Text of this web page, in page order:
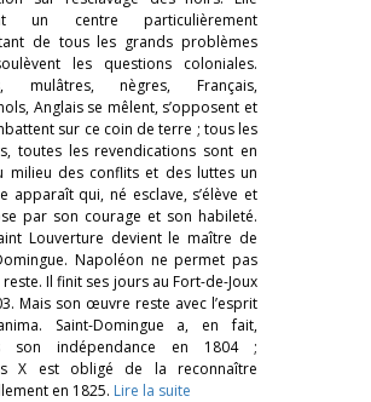
un centre particulièrement
de tous les grands problèmes
les questions coloniales.
mulâtres, nègres, Français,
Anglais se mêlent, s’opposent et
sur ce coin de terre ; tous les
toutes les revendications sont en
milieu des conflits et des luttes un
apparaît qui, né esclave, s’élève et
par son courage et son habileté.
Louverture devient le maître de
Napoléon ne permet pas
reste. Il finit ses jours au Fort-de-Joux
Mais son œuvre reste avec l’esprit
Saint-Domingue a, en fait,
son indépendance en 1804 ;
X est obligé de la reconnaître
en 1825. Lire la suite